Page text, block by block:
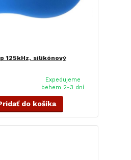
125kHz, silikónový
Expedujeme
behem 2-3 dní
do košíka